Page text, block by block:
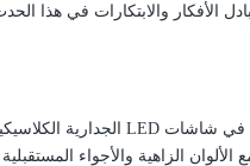
الأفكار والابتكارات في هذا
في شاشاتLED الجدارية
الزاهية والأجواء المستقبلية